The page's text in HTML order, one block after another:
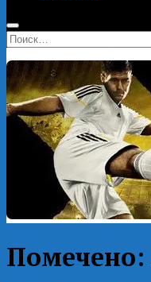
Найти:
Помечено: